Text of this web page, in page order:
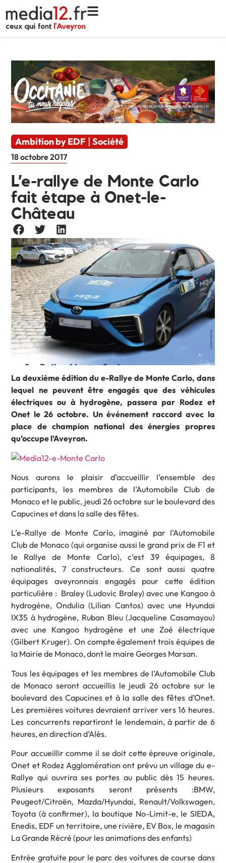
Ambition by EDF |Société
18 octobre 2017
L’e-rallye de Monte Carlo
fait étape à Onet-le-
Château
La deuxième édition du e-Rallye de Monte Carlo, dans
lequel ne peuvent être engagés que des véhicules
électriques ou à hydrogène, passera par Rodez et
Onet le 26 octobre. Un événement raccord avec la
place de champion national des énergies propres
qu’occupe l’Aveyron.
Nous aurons le plaisir d’accueillir l’ensemble des
participants, les membres de l’Automobile Club de
Monaco et le public, jeudi 26 octobre sur le boulevard des
Capucines et dans la salle des fêtes.
L’e-Rallye de Monte Carlo, imaginé par l’Automobile
Club de Monaco (qui organise aussi le grand prix de F1 et
le Rallye de Monte Carlo), c’est 39 équipages, 8
nationalités, 7 constructeurs. Ce sont aussi quatre
équipages aveyronnais engagés pour cette édition
particulière : Braley (Ludovic Braley) avec une Kangoo à
hydrogène, Ondulia (Lilian Cantos) avec une Hyundai
IX35 à hydrogène, Ruban Bleu (Jacqueline Casamayou)
avec une Kangoo hydrogène et une Zoé électrique
(Gilbert Kruger). On compte également trois équipes de
la Mairie de Monaco, dont le maire Georges Marsan.
Tous les équipages et les membres de l’Automobile Club
de Monaco seront accueillis le jeudi 26 octobre sur le
boulevard des Capucines et à la salle des fêtes d’Onet.
Les premières voitures devraient arriver vers 16 heures.
Les concurrents repartiront le lendemain, à partir de 6
heures, en direction d’Alès.
Pour accueillir comme il se doit cette épreuve originale,
Onet et Rodez Agglomération ont prévu un village du e-
Rallye qui ouvrira ses portes au public dès 15 heures.
Plusieurs exposants seront présents :BMW,
Peugeot/Citroën, Mazda/Hyundai, Renault/Volkswagen,
Toyota (à confirmer), la boutique No-Limit-e, le SIEDA,
Enedis, EDF un territoire, une rivière, EV Box, le magasin
La Grande Récré (pour les animations des enfants)
Entrée gratuite pour le parc des voitures de course dans